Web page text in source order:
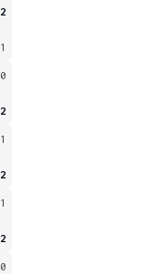
2
1
0
2
1
2
1
2
0